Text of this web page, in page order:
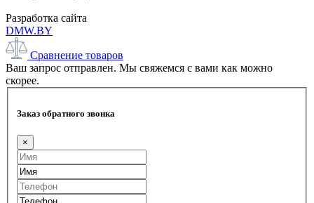
Разработка сайта
DMW.BY
Сравнение товаров
Ваш запрос отправлен. Мы свяжемся с вами как можно
скорее.
Заказ обратного звонка
×